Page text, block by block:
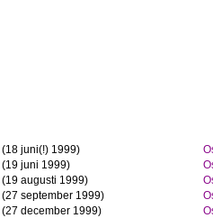
(18 juni(!) 1999)
(19 juni 1999)
(19 augusti 1999)
(27 september 1999)
(27 december 1999)